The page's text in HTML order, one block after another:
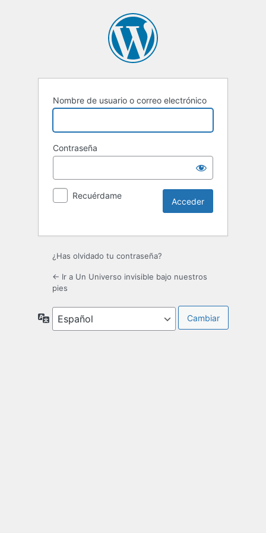
Nombre de usuario o correo electrónico
Contraseña
Recuérdame
¿Has olvidado tu contraseña?
← Ir a Un Universo invisible bajo nuestros
pies
Idioma